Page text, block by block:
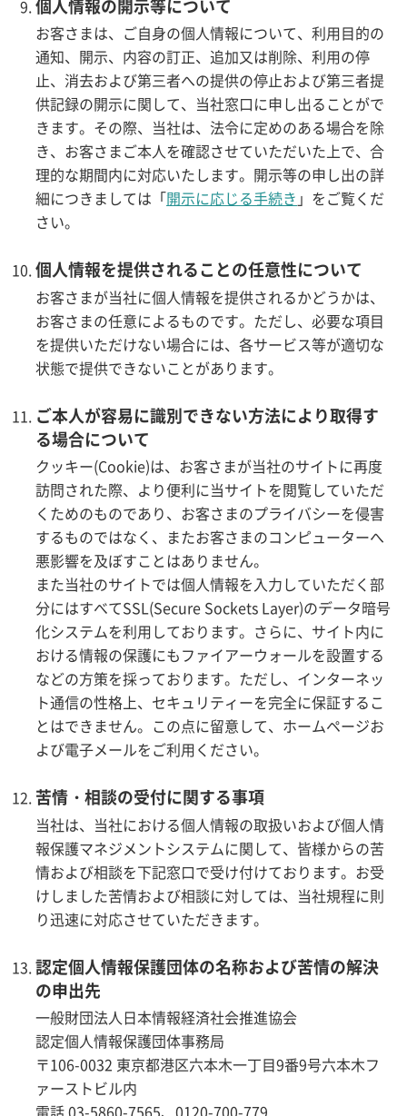
個人情報の開示等について
お客さまは、ご自身の個人情報について、利用目的の
通知、開示、内容の訂正、追加又は削除、利用の停
止、消去および第三者への提供の停止および第三者提
供記録の開示に関して、当社窓口に申し出ることがで
きます。その際、当社は、法令に定めのある場合を除
き、お客さまご本人を確認させていただいた上で、合
理的な期間内に対応いたします。開示等の申し出の詳
細につきましては「 開示に応じる手続き 」をご覧くだ
さい。
個人情報を提供されることの任意性について
お客さまが当社に個人情報を提供されるかどうかは、
お客さまの任意によるものです。ただし、必要な項目
を提供いただけない場合には、各サービス等が適切な
状態で提供できないことがあります。
ご本人が容易に識別できない方法により取得す
る場合について
クッキー(Cookie)は、お客さまが当社のサイトに再度
訪問された際、より便利に当サイトを閲覧していただ
くためのものであり、お客さまのプライバシーを侵害
するものではなく、またお客さまのコンピューターへ
悪影響を及ぼすことはありません。
また当社のサイトでは個人情報を入力していただく部
分にはすべてSSL(Secure Sockets Layer)のデータ暗号
化システムを利用しております。さらに、サイト内に
おける情報の保護にもファイアーウォールを設置する
などの方策を採っております。ただし、インターネッ
ト通信の性格上、セキュリティーを完全に保証するこ
とはできません。この点に留意して、ホームページお
よび電子メールをご利用ください。
苦情・相談の受付に関する事項
当社は、当社における個人情報の取扱いおよび個人情
報保護マネジメントシステムに関して、皆様からの苦
情および相談を下記窓口で受け付けております。お受
けしました苦情および相談に対しては、当社規程に則
り迅速に対応させていただきます。
認定個人情報保護団体の名称および苦情の解決
の申出先
一般財団法人日本情報経済社会推進協会
認定個人情報保護団体事務局
〒106-0032 東京都港区六本木一丁目9番9号六本木フ
ァーストビル内
電話 03-5860-7565、0120-700-779